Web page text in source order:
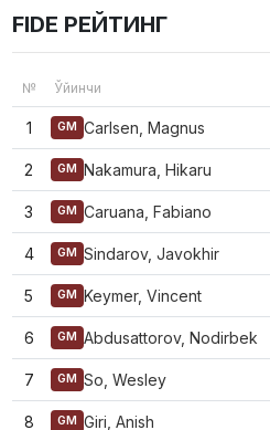
FIDE РЕЙТИНГ
№ Ўйинчи
1 GM Carlsen, Magnus
2 GM Nakamura, Hikaru
3 GM Caruana, Fabiano
4 GM Sindarov, Javokhir
5 GM Keymer, Vincent
6 GM Abdusattorov, Nodirbek
7 GM So, Wesley
8 GM Giri, Anish